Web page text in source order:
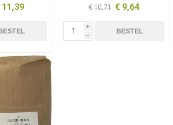
11,39 € 10,71 € 9,64
i
h
BESTEL